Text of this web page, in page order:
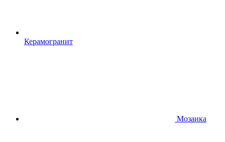
Керамогранит
Мозаика